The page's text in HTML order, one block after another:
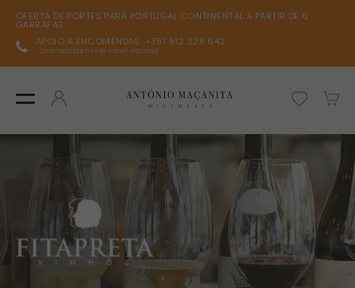
OFERTA DE PORTES PARA PORTUGAL CONTINENTAL A PARTIR DE 6
GARRAFAS.
APOIO A ENCOMENDAS: +351 912 328 642
Chamada para rede móvel nacional